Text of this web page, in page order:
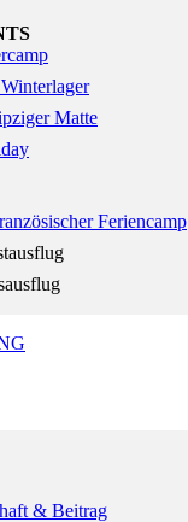
Matte
Feriencamp
& Beitrag